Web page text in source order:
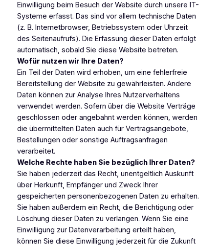
Einwilligung beim Besuch der Website durch unsere IT-
Systeme erfasst. Das sind vor allem technische Daten
(z. B. Internetbrowser, Betriebssystem oder Uhrzeit
des Seitenaufrufs). Die Erfassung dieser Daten erfolgt
automatisch, sobald Sie diese Website betreten.
Wofür nutzen wir Ihre Daten?
Ein Teil der Daten wird erhoben, um eine fehlerfreie
Bereitstellung der Website zu gewährleisten. Andere
Daten können zur Analyse Ihres Nutzerverhaltens
verwendet werden. Sofern über die Website Verträge
geschlossen oder angebahnt werden können, werden
die übermittelten Daten auch für Vertragsangebote,
Bestellungen oder sonstige Auftragsanfragen
verarbeitet.
Welche Rechte haben Sie bezüglich Ihrer Daten?
Sie haben jederzeit das Recht, unentgeltlich Auskunft
über Herkunft, Empfänger und Zweck Ihrer
gespeicherten personenbezogenen Daten zu erhalten.
Sie haben außerdem ein Recht, die Berichtigung oder
Löschung dieser Daten zu verlangen. Wenn Sie eine
Einwilligung zur Datenverarbeitung erteilt haben,
können Sie diese Einwilligung jederzeit für die Zukunft